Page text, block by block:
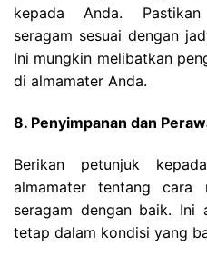
kepada Anda.
seragam sesuai dengan
Ini mungkin melibatkan
di almamater Anda.
8. Penyimpanan dan
Berikan petunjuk
almamater tentang cara
seragam dengan baik. Ini
tetap dalam kondisi yang